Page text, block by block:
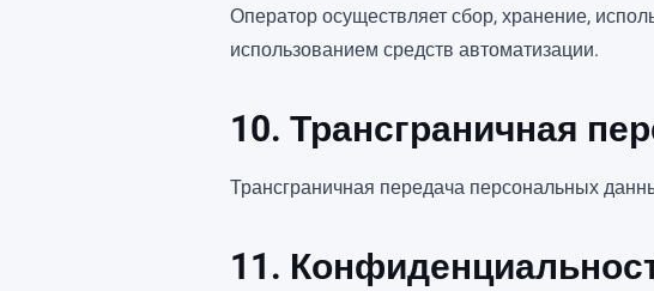
Оператор осуществляет сбор, хранение,
использованием средств автоматизации.
10. Трансграничная
Трансграничная передача персональных
11.